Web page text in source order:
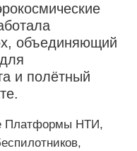
объединяющий
и полётный
Платформы НТИ,